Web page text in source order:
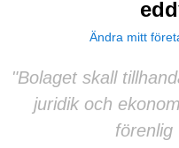
Ändra mitt
"Bolaget skall
juridik och
förenlig